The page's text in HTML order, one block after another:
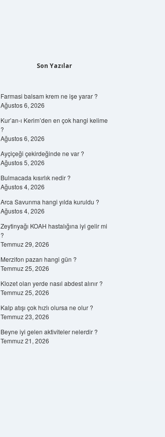
Son Yazılar
Farmasi balsam krem ne işe yarar ?
Ağustos 6, 2026
Kur’an-ı Kerim’den en çok hangi kelime
?
Ağustos 6, 2026
Ayçiçeği çekirdeğinde ne var ?
Ağustos 5, 2026
Bulmacada kısırlık nedir ?
Ağustos 4, 2026
Arca Savunma hangi yılda kuruldu ?
Ağustos 4, 2026
Zeytinyağı KOAH hastalığına iyi gelir mi
?
Temmuz 29, 2026
Merzifon pazarı hangi gün ?
Temmuz 25, 2026
Klozet olan yerde nasıl abdest alınır ?
Temmuz 25, 2026
Kalp atışı çok hızlı olursa ne olur ?
Temmuz 23, 2026
Beyne iyi gelen aktiviteler nelerdir ?
Temmuz 21, 2026